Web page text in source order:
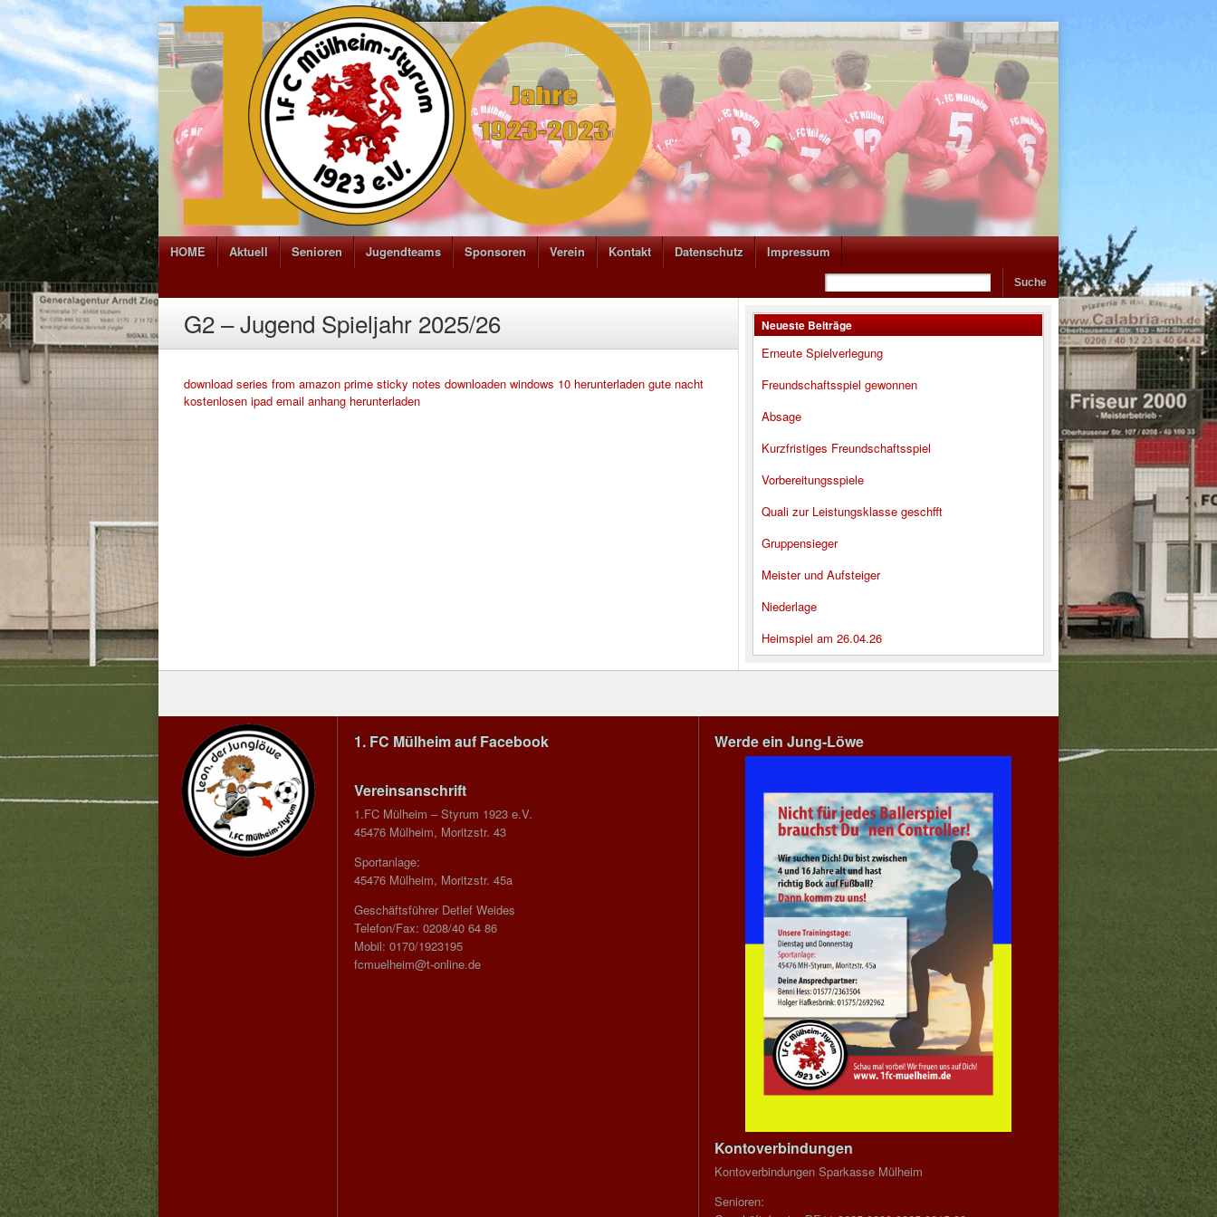
HOME Aktuell Senioren Jugendteams Sponsoren Verein Kontakt Datenschutz Impressum
G2 – Jugend Spieljahr 2025/26
download series from amazon prime sticky notes downloaden windows 10 herunterladen gute nacht
kostenlosen ipad email anhang herunterladen
Neueste Beiträge
Erneute Spielverlegung
Freundschaftsspiel gewonnen
Absage
Kurzfristiges Freundschaftsspiel
Vorbereitungsspiele
Quali zur Leistungsklasse geschfft
Gruppensieger
Meister und Aufsteiger
Niederlage
Heimspiel am 26.04.26
1. FC Mülheim auf Facebook
Vereinsanschrift
1.FC Mülheim – Styrum 1923 e.V.
45476 Mülheim, Moritzstr. 43
Sportanlage:
45476 Mülheim, Moritzstr. 45a
Geschäftsführer Detlef Weides
Telefon/Fax: 0208/40 64 86
Mobil: 0170/1923195
fcmuelheim@t-online.de
Werde ein Jung-Löwe
Kontoverbindungen
Kontoverbindungen Sparkasse Mülheim
Senioren: